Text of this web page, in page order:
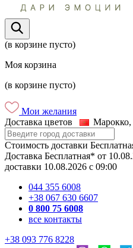
(в корзине пусто)
Моя корзина
(в корзине пусто)
Мои желания
Доставка цветов
Марокко,
Стоимость доставки
Доставка Бесплатная* от
доставки 10.08.2026 c 09:00
044 355 6008
+38 067 630 6607
0 800 75 6008
все контакты
+38 093 776 8228